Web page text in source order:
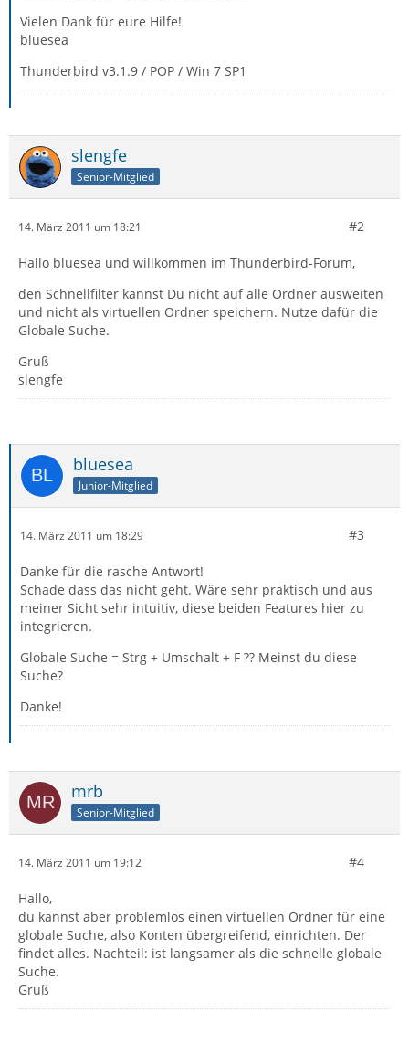
Vielen Dank für eure Hilfe!
bluesea
Thunderbird v3.1.9 / POP / Win 7 SP1
slengfe
Senior-Mitglied
14. März 2011 um 18:21 #2
Hallo bluesea und willkommen im Thunderbird-Forum,
den Schnellfilter kannst Du nicht auf alle Ordner ausweiten
und nicht als virtuellen Ordner speichern. Nutze dafür die
Globale Suche.
Gruß
slengfe
bluesea
Junior-Mitglied
14. März 2011 um 18:29 #3
Danke für die rasche Antwort!
Schade dass das nicht geht. Wäre sehr praktisch und aus
meiner Sicht sehr intuitiv, diese beiden Features hier zu
integrieren.
Globale Suche = Strg + Umschalt + F ?? Meinst du diese
Suche?
Danke!
mrb
Senior-Mitglied
14. März 2011 um 19:12 #4
Hallo,
du kannst aber problemlos einen virtuellen Ordner für eine
globale Suche, also Konten übergreifend, einrichten. Der
findet alles. Nachteil: ist langsamer als die schnelle globale
Suche.
Gruß